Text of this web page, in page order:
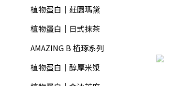
植物蛋白｜莊園瑪黛
植物蛋白｜日式抹茶
AMAZING B 植琢系列
植物蛋白｜醇厚米漿